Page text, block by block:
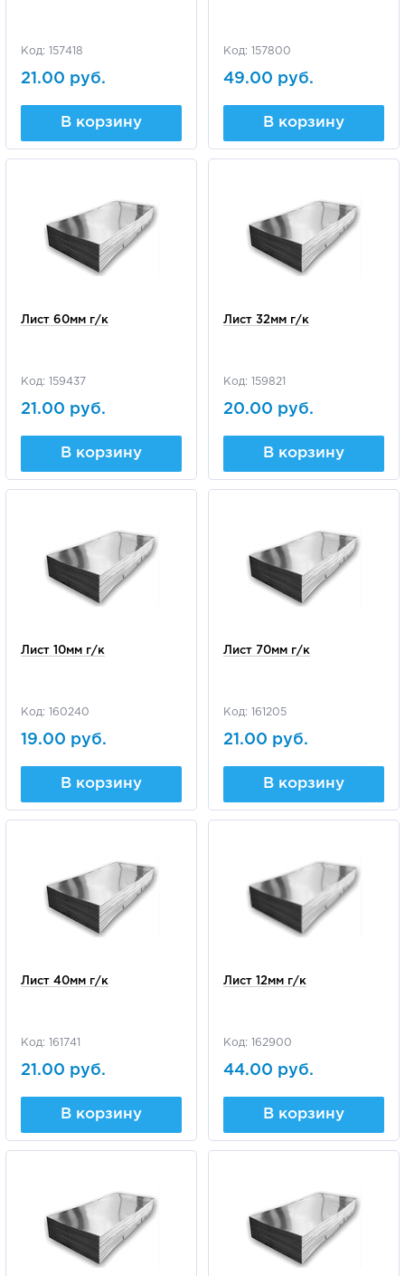
Код: 157418
21.00 руб.
В корзину
Код: 157800
49.00 руб.
В корзину
Лист 60мм г/к
Код: 159437
21.00 руб.
В корзину
Лист 32мм г/к
Код: 159821
20.00 руб.
В корзину
Лист 10мм г/к
Код: 160240
19.00 руб.
В корзину
Лист 70мм г/к
Код: 161205
21.00 руб.
В корзину
Лист 40мм г/к
Код: 161741
21.00 руб.
В корзину
Лист 12мм г/к
Код: 162900
44.00 руб.
В корзину